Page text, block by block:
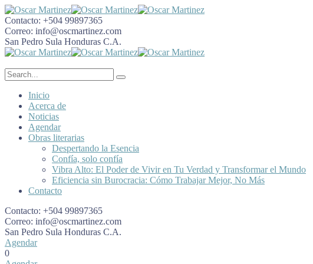
Contacto: +504 99897365
Correo: info@oscmartinez.com
San Pedro Sula Honduras C.A.
Inicio
Acerca de
Noticias
Agendar
Obras literarias
Despertando la Esencia
Confía, solo confía
Vibra Alto: El Poder de Vivir en Tu Verdad y Transformar el Mundo
Eficiencia sin Burocracia: Cómo Trabajar Mejor, No Más
Contacto
Contacto: +504 99897365
Correo: info@oscmartinez.com
San Pedro Sula Honduras C.A.
Agendar
0